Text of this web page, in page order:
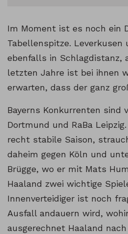
Im Moment ist es noch ein
Tabellenspitze. Leverkusen
ebenfalls in Schlagdistanz,
letzten Jahre ist bei ihnen
erwarten, dass der ganz
Bayerns Konkurrenten sind
Dortmund und RaBa
recht stabile Saison,
daheim gegen Köln und
Brügge, wo er mit Mats
Haaland zwei wichtige
Innenverteidiger ist noch
Ausfall andauern wird,
ausgerechnet Haaland nach